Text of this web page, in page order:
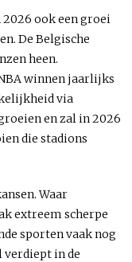
ook een groei
De Belgische
heen.
winnen jaarlijks
via
en zal in 2026
die stadions
Waar
extreem scherpe
sporten vaak nog
verdiept in de